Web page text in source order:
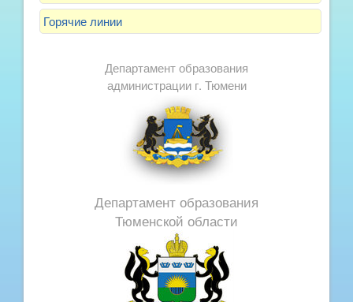
Горячие линии
Департамент образования
администрации г. Тюмени
Департамент образования
Тюменской области